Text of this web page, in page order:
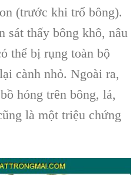
(trước khi trổ bông).
sát thấy bông khô, nâu
thể bị rụng toàn bộ
cành nhỏ. Ngoài ra,
hóng trên bông, lá,
là một triệu chứng